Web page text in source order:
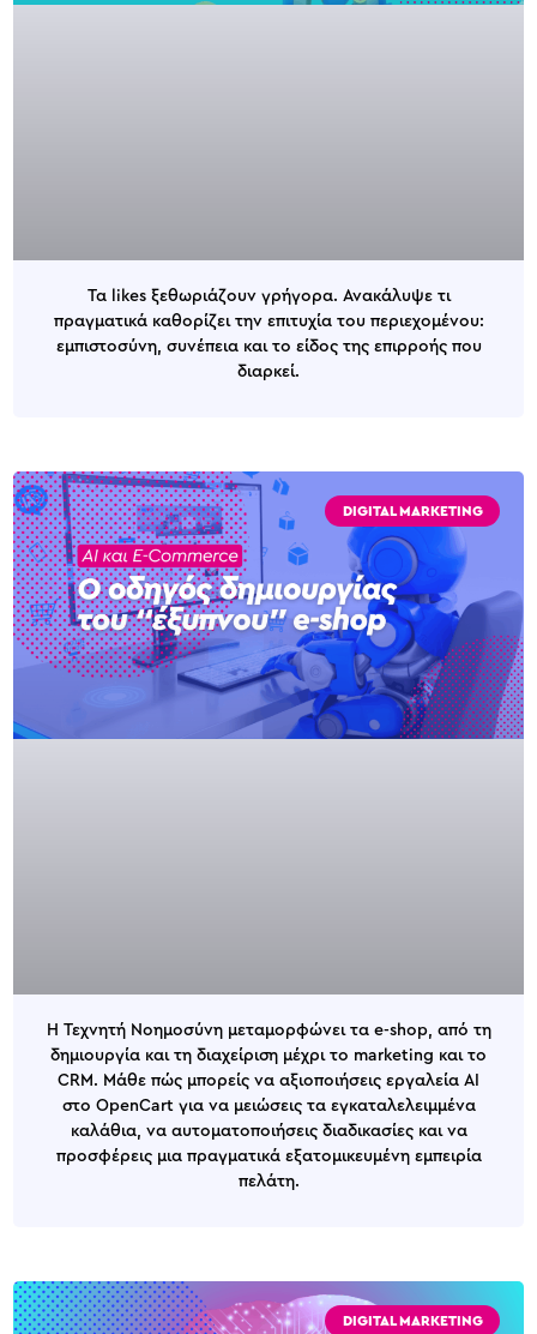
Τα likes ξεθωριάζουν γρήγορα. Ανακάλυψε τι
πραγματικά καθορίζει την επιτυχία του περιεχομένου:
εμπιστοσύνη, συνέπεια και το είδος της επιρροής που
διαρκεί.
DIGITAL MARKETING
Η Τεχνητή Νοημοσύνη μεταμορφώνει τα e-shop, από τη
δημιουργία και τη διαχείριση μέχρι το marketing και το
CRM. Μάθε πώς μπορείς να αξιοποιήσεις εργαλεία AI
στο OpenCart για να μειώσεις τα εγκαταλελειμμένα
καλάθια, να αυτοματοποιήσεις διαδικασίες και να
προσφέρεις μια πραγματικά εξατομικευμένη εμπειρία
πελάτη.
DIGITAL MARKETING